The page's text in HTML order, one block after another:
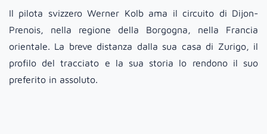
Il pilota svizzero Werner Kolb ama il circuito di Dijon-
Prenois, nella regione della Borgogna, nella Francia
orientale. La breve distanza dalla sua casa di Zurigo, il
profilo del tracciato e la sua storia lo rendono il suo
preferito in assoluto.